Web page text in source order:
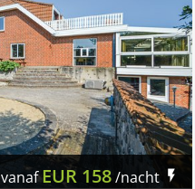
vanafEUR 158/nacht